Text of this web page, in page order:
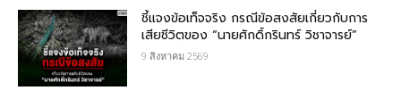
ชี้แจงข้อเท็จจริง กรณีข้อสงสัยเกี่ยวกับการ
เสียชีวิตของ “นายศักดิ์กรินทร์ วิชาจารย์”
9 สิงหาคม 2569